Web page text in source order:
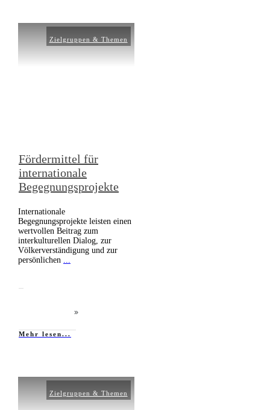
Zielgruppen & Themen
Fördermittel für
internationale
Begegnungsprojekte
Internationale
Begegnungsprojekte leisten einen
wertvollen Beitrag zum
interkulturellen Dialog, zur
Völkerverständigung und zur
persönlichen
Mehr lesen...
Zielgruppen & Themen